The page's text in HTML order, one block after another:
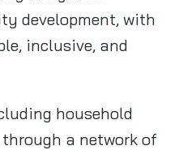
development, with
inclusive, and
household
a network of